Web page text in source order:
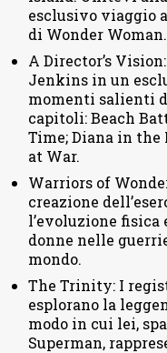
esclusivo viaggio
di Wonder Woman.
A Director’s
Jenkins in un
momenti salienti
capitoli: Beach
Time; Diana in the
at War.
Warriors of
creazione
l’evoluzione
donne nelle
mondo.
The Trinity: I
esplorano la
modo in cui lei,
Superman,